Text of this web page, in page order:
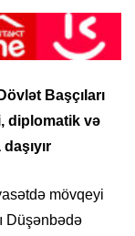
Başçıları
diplomatik və
mövqeyi
Düşənbədə